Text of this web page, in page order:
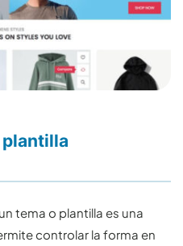
plantilla
tema o plantilla es una
controlar la forma en